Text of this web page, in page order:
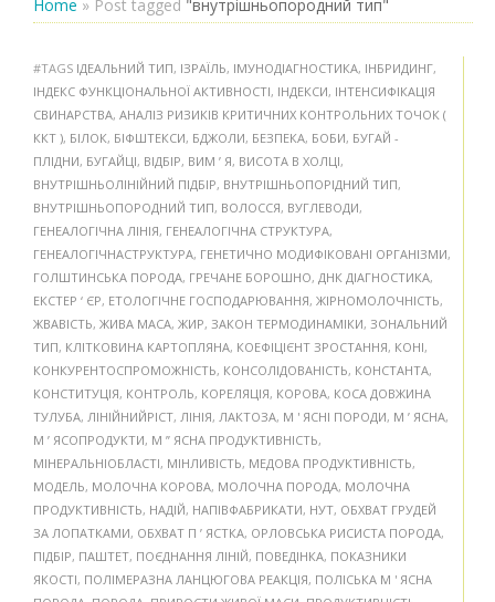
Home » Post tagged "внутрішньопородний тип"
#TAGS ІДЕАЛЬНИЙ ТИП, ІЗРАЇЛЬ, ІМУНОДІАГНОСТИКА, ІНБРИДИНГ,
ІНДЕКС ФУНКЦІОНАЛЬНОЇ АКТИВНОСТІ, ІНДЕКСИ, ІНТЕНСИФІКАЦІЯ
СВИНАРСТВА, АНАЛІЗ РИЗИКІВ КРИТИЧНИХ КОНТРОЛЬНИХ ТОЧОК (
ККТ ), БІЛОК, БІФШТЕКСИ, БДЖОЛИ, БЕЗПЕКА, БОБИ, БУГАЙ -
ПЛІДНИ, БУГАЙЦІ, ВІДБІР, ВИМ ’ Я, ВИСОТА В ХОЛЦІ,
ВНУТРІШНЬОЛІНІЙНИЙ ПІДБІР, ВНУТРІШНЬОПОРІДНИЙ ТИП,
ВНУТРІШНЬОПОРОДНИЙ ТИП, ВОЛОССЯ, ВУГЛЕВОДИ,
ГЕНЕАЛОГІЧНА ЛІНІЯ, ГЕНЕАЛОГІЧНА СТРУКТУРА,
ГЕНЕАЛОГІЧНАСТРУКТУРА, ГЕНЕТИЧНО МОДИФІКОВАНІ ОРГАНІЗМИ,
ГОЛШТИНСЬКА ПОРОДА, ГРЕЧАНЕ БОРОШНО, ДНК ДІАГНОСТИКА,
ЕКСТЕР ‘ ЄР, ЕТОЛОГІЧНЕ ГОСПОДАРЮВАННЯ, ЖІРНОМОЛОЧНІСТЬ,
ЖВАВІСТЬ, ЖИВА МАСА, ЖИР, ЗАКОН ТЕРМОДИНАМІКИ, ЗОНАЛЬНИЙ
ТИП, КЛІТКОВИНА КАРТОПЛЯНА, КОЕФІЦІЄНТ ЗРОСТАННЯ, КОНІ,
КОНКУРЕНТОСПРОМОЖНІСТЬ, КОНСОЛІДОВАНІСТЬ, КОНСТАНТА,
КОНСТИТУЦІЯ, КОНТРОЛЬ, КОРЕЛЯЦІЯ, КОРОВА, КОСА ДОВЖИНА
ТУЛУБА, ЛІНІЙНИЙРІСТ, ЛІНІЯ, ЛАКТОЗА, М ' ЯСНІ ПОРОДИ, М ’ ЯСНА,
М ’ ЯСОПРОДУКТИ, М ” ЯСНА ПРОДУКТИВНІСТЬ,
МІНЕРАЛЬНІОБЛАСТІ, МІНЛИВІСТЬ, МЕДОВА ПРОДУКТИВНІСТЬ,
МОДЕЛЬ, МОЛОЧНА КОРОВА, МОЛОЧНА ПОРОДА, МОЛОЧНА
ПРОДУКТИВНІСТЬ, НАДІЙ, НАПІВФАБРИКАТИ, НУТ, ОБХВАТ ГРУДЕЙ
ЗА ЛОПАТКАМИ, ОБХВАТ П ’ ЯСТКА, ОРЛОВСЬКА РИСИСТА ПОРОДА,
ПІДБІР, ПАШТЕТ, ПОЄДНАННЯ ЛІНІЙ, ПОВЕДІНКА, ПОКАЗНИКИ
ЯКОСТІ, ПОЛІМЕРАЗНА ЛАНЦЮГОВА РЕАКЦІЯ, ПОЛІСЬКА М ' ЯСНА